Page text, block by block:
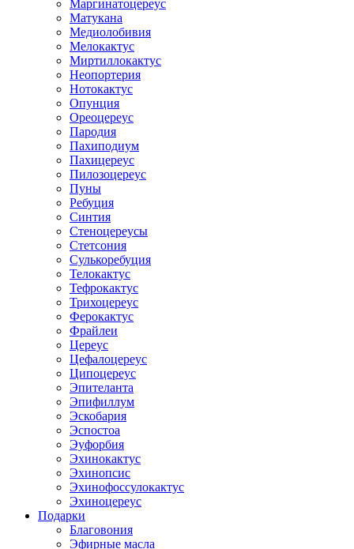
Маргинатоцереус
Матукана
Медиолобивия
Мелокактус
Миртиллокактус
Неопортерия
Нотокактус
Опунция
Ореоцереус
Пародия
Пахиподиум
Пахицереус
Пилозоцереус
Пуны
Ребуция
Синтия
Стеноцереусы
Стетсония
Сулькоребуция
Телокактус
Тефрокактус
Трихоцереус
Ферокактус
Фрайлеи
Цереус
Цефалоцереус
Ципоцереус
Эпителанта
Эпифиллум
Эскобария
Эспостоа
Эуфорбия
Эхинокактус
Эхинопсис
Эхинофоссулокактус
Эхиноцереус
Подарки
Благовония
Эфирные масла